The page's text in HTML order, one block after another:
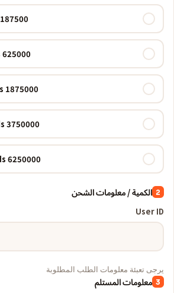
187500 Diamonds
625000 Diamonds
1875000 Diamonds
3750000 Diamonds
6250000 Diamonds
2 الكمية / معلومات الشحن
User ID
يرجى تعبئة معلومات الطلب المطلوبة
3 معلومات المستلم